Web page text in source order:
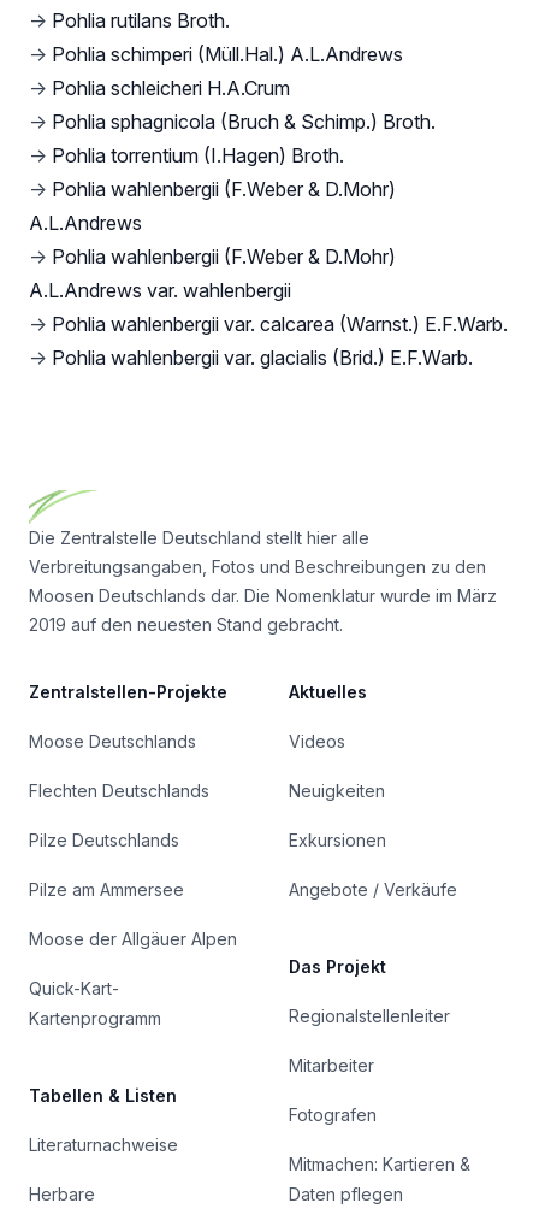
→ Pohlia rutilans Broth.
→ Pohlia schimperi (Müll.Hal.) A.L.Andrews
→ Pohlia schleicheri H.A.Crum
→ Pohlia sphagnicola (Bruch & Schimp.) Broth.
→ Pohlia torrentium (I.Hagen) Broth.
→ Pohlia wahlenbergii (F.Weber & D.Mohr)
A.L.Andrews
→ Pohlia wahlenbergii (F.Weber & D.Mohr)
A.L.Andrews var. wahlenbergii
→ Pohlia wahlenbergii var. calcarea (Warnst.) E.F.Warb.
→ Pohlia wahlenbergii var. glacialis (Brid.) E.F.Warb.
Die Zentralstelle Deutschland stellt hier alle
Verbreitungsangaben, Fotos und Beschreibungen zu den
Moosen Deutschlands dar. Die Nomenklatur wurde im März
2019 auf den neuesten Stand gebracht.
Zentralstellen-Projekte
Moose Deutschlands
Flechten Deutschlands
Pilze Deutschlands
Pilze am Ammersee
Moose der Allgäuer Alpen
Quick-Kart-
Kartenprogramm
Tabellen & Listen
Literaturnachweise
Herbare
Aktuelles
Videos
Neuigkeiten
Exkursionen
Angebote / Verkäufe
Das Projekt
Regionalstellenleiter
Mitarbeiter
Fotografen
Mitmachen: Kartieren &
Daten pflegen